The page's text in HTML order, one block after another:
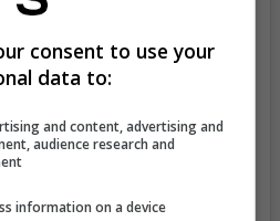
consent to use your
data to:
and content, advertising and
audience research and
information on a device